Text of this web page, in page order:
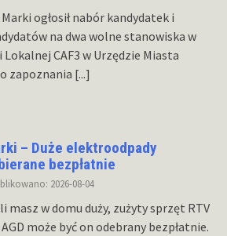
Marki ogłosił nabór kandydatek i
na dwa wolne stanowiska w
CAF3 w Urzędzie Miasta
zapoznania [...]
– Duże elektroodpady
bezpłatnie
2026-08-04
masz w domu duży, zużyty sprzęt RTV
może być on odebrany bezpłatnie.